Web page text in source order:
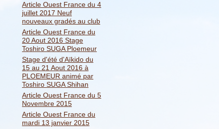
Article Ouest France du 4
juillet 2017 Neuf
nouveaux gradés au club
Article Ouest France du
20 Aout 2016 Stage
Toshiro SUGA Ploemeur
Stage d'été d'Aïkido du
15 au 21 Aout 2016 à
PLOEMEUR animé par
Toshiro SUGA Shihan
Article Ouest France du 5
Novembre 2015
Article Ouest France du
mardi 13 janvier 2015